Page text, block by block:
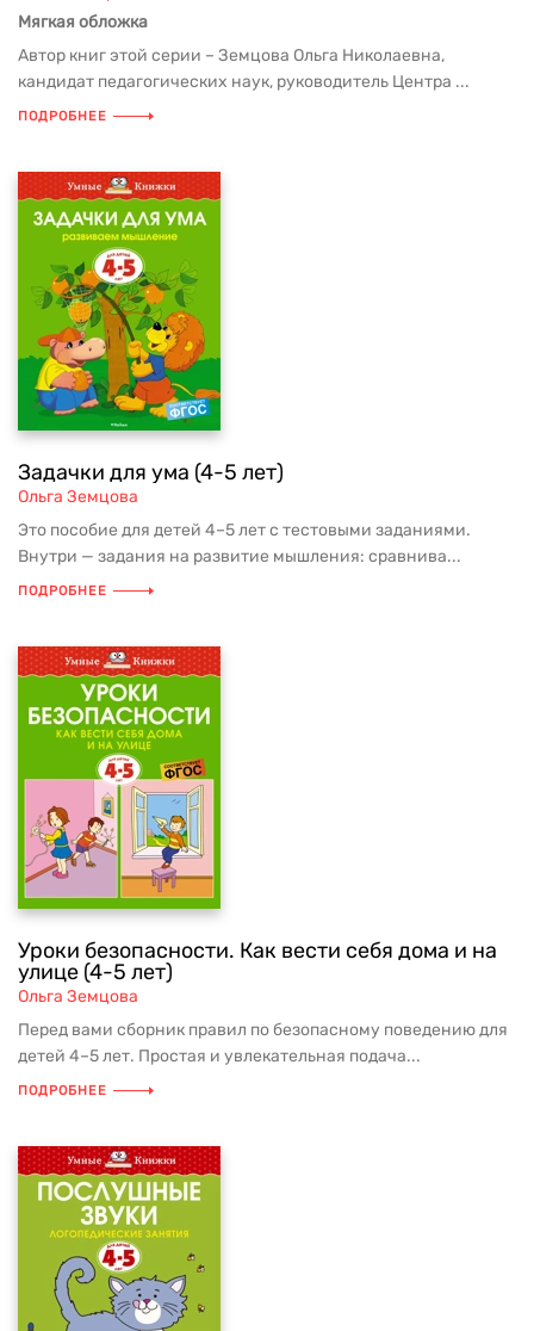
Мягкая обложка
Автор книг этой серии – Земцова Ольга Николаевна,
кандидат педагогических наук, руководитель Центра ...
ПОДРОБНЕЕ
Задачки для ума (4-5 лет)
Ольга Земцова
Это пособие для детей 4–5 лет с тестовыми заданиями.
Внутри — задания на развитие мышления: сравнива...
ПОДРОБНЕЕ
Уроки безопасности. Как вести себя дома и на
улице (4-5 лет)
Ольга Земцова
Перед вами сборник правил по безопасному поведению для
детей 4–5 лет. Простая и увлекательная подача...
ПОДРОБНЕЕ